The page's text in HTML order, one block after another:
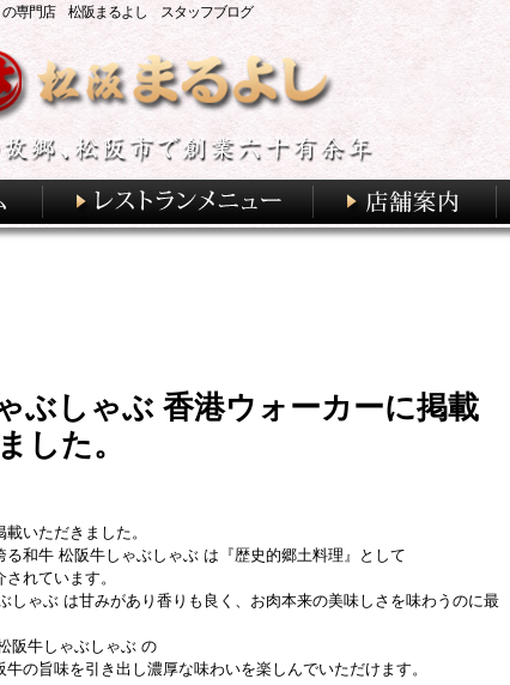
の専門店 松阪まるよし スタッフブログ
ぶしゃぶ 香港ウォーカーに掲載
した。
いただきました。
る和牛 松阪牛しゃぶしゃぶ は『歴史的郷土料理』として
れています。
しゃぶ は甘みがあり香りも良く、お肉本来の美味しさを味わうのに最
阪牛しゃぶしゃぶ の
牛の旨味を引き出し濃厚な味わいを楽しんでいただけます。